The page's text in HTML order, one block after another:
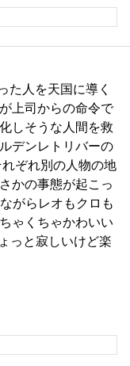
た人を天国に導く
上司からの命令で
しそうな人間を救
デンレトリバーの
ぞれ別の人物の地
かの事態が起こっ
がらレオもクロも
ゃくちゃかわいい
っと寂しいけど楽